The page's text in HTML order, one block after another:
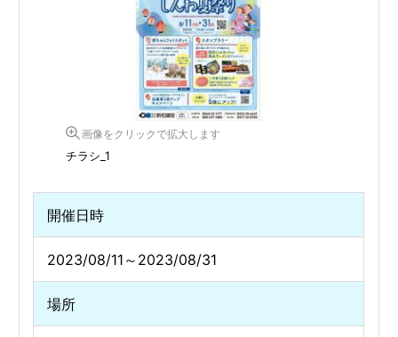
画像をクリックで拡大します
チラシ_1
開催日時
2023/08/11～2023/08/31
場所